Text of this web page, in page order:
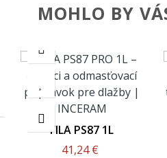
MOHLO BY
FILA PS87 1L
41,24 €